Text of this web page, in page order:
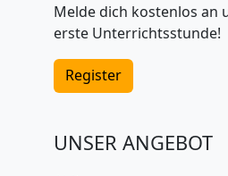
Melde dich kostenlos an
erste Unterrichtsstunde!
Register
UNSER ANGEBOT